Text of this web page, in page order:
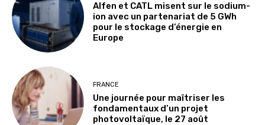
Alfen et CATL misent sur le sodium-
ion avec un partenariat de 5 GWh
pour le stockage d’énergie en
Europe
FRANCE
Une journée pour maîtriser les
fondamentaux d’un projet
photovoltaïque, le 27 août